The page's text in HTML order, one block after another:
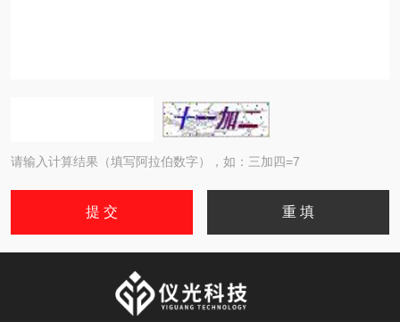
请输入计算结果（填写阿拉伯数字），如：三加四=7